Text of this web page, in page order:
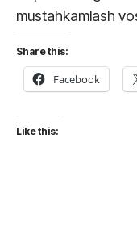
mustahkamlash
Share this:
Facebook
Like this: